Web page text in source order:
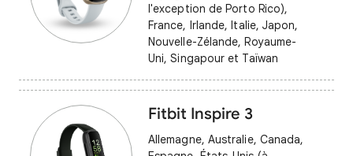
l'exception de Porto Rico),
France, Irlande, Italie, Japon,
Nouvelle-Zélande, Royaume-
Uni, Singapour et Taïwan
Fitbit Inspire 3
Allemagne, Australie, Canada,